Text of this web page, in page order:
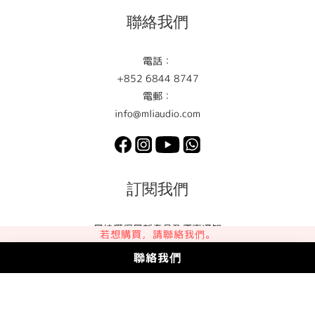
若想購買，請聯絡我們。
聯絡我們
聯絡我們
電話：
+852 6844 8747
電郵：
info@mliaudio.com
訂閱我們
最快獲得最新產品及優惠通知